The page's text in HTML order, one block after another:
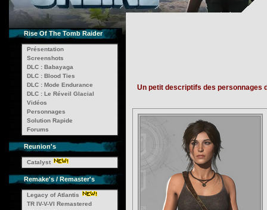
Rise Of The Tomb Raider
Présentation
Screenshots
DLC : Babayaga
DLC : Blood Ties
DLC : Mode Endurance
DLC : Le Réveil Glacial
Vidéos
Personnages
Solution Rapide
Forums
Reunion's
Catalyst
Remake's / Remaster's
Legacy of Atlantis
TR IV-V-VI Remastered
Un petit descriptifs des personnages